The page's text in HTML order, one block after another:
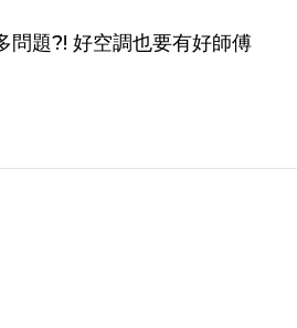
問題?! 好空調也要有好師傅